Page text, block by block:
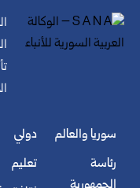
سوريا والعالم
رئاسة
دولي
تعليم